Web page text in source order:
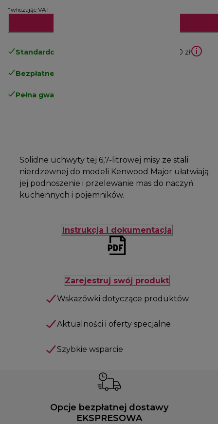
*wliczając VAT
Standardowa bezpłatna dostawa powyżej 210 zł
Bezpłatne zwroty
Pełna gwarancja producenta
Solidne uchwyty tej 6,7-litrowej misy ze stali
nierdzewnej do modeli Kenwood Major ułatwiają
jej podnoszenie i przelewanie mas do naczyń
kuchennych i pojemników.
Instrukcja i dokumentacja
Zarejestruj swój produkt
Wskazówki dotyczące produktów
Aktualności i oferty specjalne
Szybkie wsparcie
Opcje bezpłatnej dostawy
EKSPRESOWA